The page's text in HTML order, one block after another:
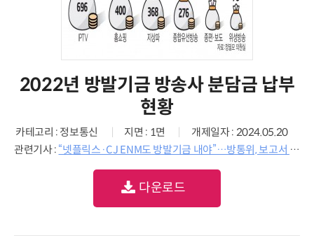
2022년 방발기금 방송사 분담금 납부
현황
카테고리 : 정보통신 지면 : 1면
개제일자 : 2024.05.20
관련기사 : “넷플릭스·CJ ENM도 방발기금 내야”…방통위, 보고서 비공개 논란
다운로드